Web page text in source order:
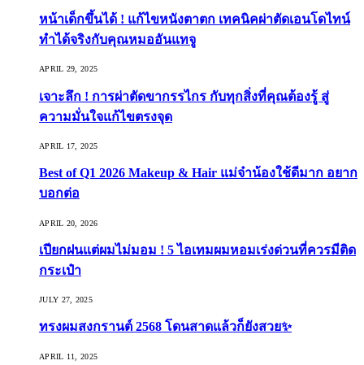
หน้าเด็กขึ้นได้ ! แก้ไขหนังตาตก เทคนิคผ่าตัดเอนโดไทน์
ทำได้จริงกับคุณหมออันแทจู
APRIL 29, 2025
เจาะลึก ! การผ่าตัดขากรรไกร กับทุกสิ่งที่คุณต้องรู้ สู่
ความมั่นใจแก้ไขตรงจุด
APRIL 17, 2025
Best of Q1 2026 Makeup & Hair แม่จ๋าน้องใช้ดีมาก อยาก
บอกต่อ
APRIL 20, 2026
เปียกฝนแต่ผมไม่มอม ! 5 ไอเทมผมหอมเร่งด่วนที่ควรมีติด
กระเป๋า
JULY 27, 2025
ทรงผมสงกรานต์ 2568 โดนสาดแล้วก็ยังสวย✨
APRIL 11, 2025